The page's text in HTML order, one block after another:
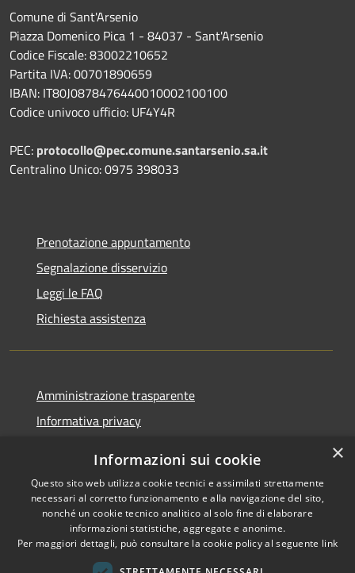
Comune di Sant'Arsenio
Piazza Domenico Pica 1 - 84037 - Sant'Arsenio
Codice Fiscale: 83002210652
Partita IVA: 00701890659
IBAN: IT80J0878476440010002100100
Codice univoco ufficio: UF4Y4R
PEC: protocollo@pec.comune.santarsenio.sa.it
Centralino Unico: 0975 398033
Prenotazione appuntamento
Segnalazione disservizio
Leggi le FAQ
Richiesta assistenza
Amministrazione trasparente
Informativa privacy
Dichiarazione di accessibilità
RSS
Copyright © 2026 • Comune di
×
Informazioni sui cookie
Questo sito web utilizza cookie tecnici e assimilati strettamente
necessari al corretto funzionamento e alla navigazione del sito,
nonché un cookie tecnico analitico al solo fine di elaborare
informazioni statistiche, aggregate e anonime.
Per maggiori dettagli, può consultare la cookie policy al seguente link